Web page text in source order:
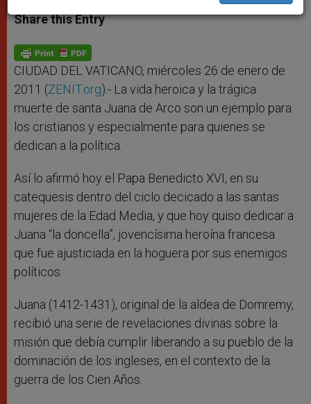
t
s
p
p
s
e
g
e
r
e
b
o
k
t r
Share this Entry
CIUDAD DEL VATICANO, miércoles 26 de enero de
2011 (ZENIT.org).- La vida heroica y la trágica
muerte de santa Juana de Arco son un ejemplo para
los cristianos y especialmente para quienes se
dedican a la política.
Así lo afirmó hoy el Papa Benedicto XVI, en su
catequesis dentro del ciclo decicado a las santas
mujeres de la Edad Media, y que hoy quiso dedicar a
Juana “la doncella”, jovencísima heroína francesa
que fue ajusticiada en la hoguera por sus enemigos
políticos.
Juana (1412-1431), original de la aldea de Domremy,
recibió una serie de revelaciones divinas sobre la
misión que debía cumplir liberando a su pueblo de la
dominación de los ingleses, en el contexto de la
guerra de los Cien Años.